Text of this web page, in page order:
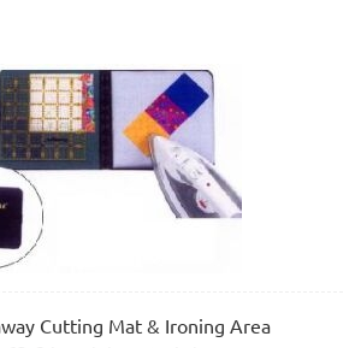
Cutting Mat & Ironing Area